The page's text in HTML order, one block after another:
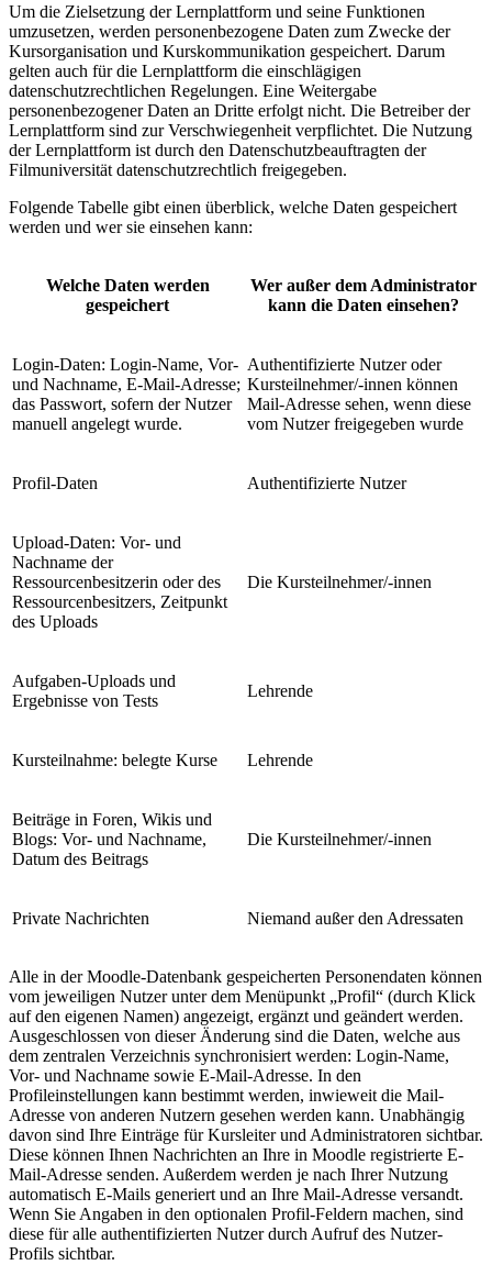
Um die Zielsetzung der Lernplattform und seine Funktionen
umzusetzen, werden personenbezogene Daten zum Zwecke der
Kursorganisation und Kurskommunikation gespeichert. Darum
gelten auch für die Lernplattform die einschlägigen
datenschutzrechtlichen Regelungen. Eine Weitergabe
personenbezogener Daten an Dritte erfolgt nicht. Die Betreiber der
Lernplattform sind zur Verschwiegenheit verpflichtet. Die Nutzung
der Lernplattform ist durch den Datenschutzbeauftragten der
Filmuniversität datenschutzrechtlich freigegeben.
Folgende Tabelle gibt einen überblick, welche Daten gespeichert
werden und wer sie einsehen kann:
Welche Daten werden
gespeichert
Wer außer dem Administrator
kann die Daten einsehen?
Login-Daten: Login-Name, Vor-
und Nachname, E-Mail-Adresse;
das Passwort, sofern der Nutzer
manuell angelegt wurde.
Authentifizierte Nutzer oder
Kursteilnehmer/-innen können
Mail-Adresse sehen, wenn diese
vom Nutzer freigegeben wurde
Profil-Daten Authentifizierte Nutzer
Upload-Daten: Vor- und
Nachname der
Ressourcenbesitzerin oder des
Ressourcenbesitzers, Zeitpunkt
des Uploads
Die Kursteilnehmer/-innen
Aufgaben-Uploads und
Ergebnisse von Tests
Lehrende
Kursteilnahme: belegte Kurse Lehrende
Beiträge in Foren, Wikis und
Blogs: Vor- und Nachname,
Datum des Beitrags
Die Kursteilnehmer/-innen
Private Nachrichten Niemand außer den Adressaten
Alle in der Moodle-Datenbank gespeicherten Personendaten können
vom jeweiligen Nutzer unter dem Menüpunkt „Profil“ (durch Klick
auf den eigenen Namen) angezeigt, ergänzt und geändert werden.
Ausgeschlossen von dieser Änderung sind die Daten, welche aus
dem zentralen Verzeichnis synchronisiert werden: Login-Name,
Vor- und Nachname sowie E-Mail-Adresse. In den
Profileinstellungen kann bestimmt werden, inwieweit die Mail-
Adresse von anderen Nutzern gesehen werden kann. Unabhängig
davon sind Ihre Einträge für Kursleiter und Administratoren sichtbar.
Diese können Ihnen Nachrichten an Ihre in Moodle registrierte E-
Mail-Adresse senden. Außerdem werden je nach Ihrer Nutzung
automatisch E-Mails generiert und an Ihre Mail-Adresse versandt.
Wenn Sie Angaben in den optionalen Profil-Feldern machen, sind
diese für alle authentifizierten Nutzer durch Aufruf des Nutzer-
Profils sichtbar.